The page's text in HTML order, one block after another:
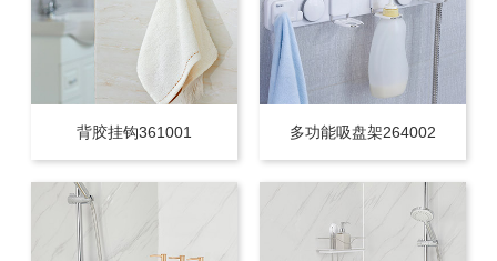
背胶挂钩361001 多功能吸盘架264002